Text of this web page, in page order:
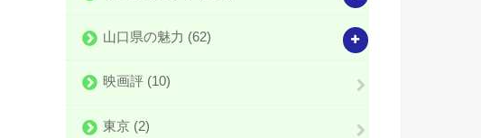
山口県の魅力 (62)
映画評 (10)
東京 (2)